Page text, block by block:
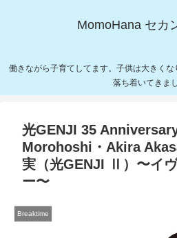
MomoHana セカ
働きながら子育てしてます。子供は大きく
落ち着いてきまし
光GENJI 35
Morohoshi・Akira
実（光GENJI Ⅱ）〜イ
ー〜
Breaktime